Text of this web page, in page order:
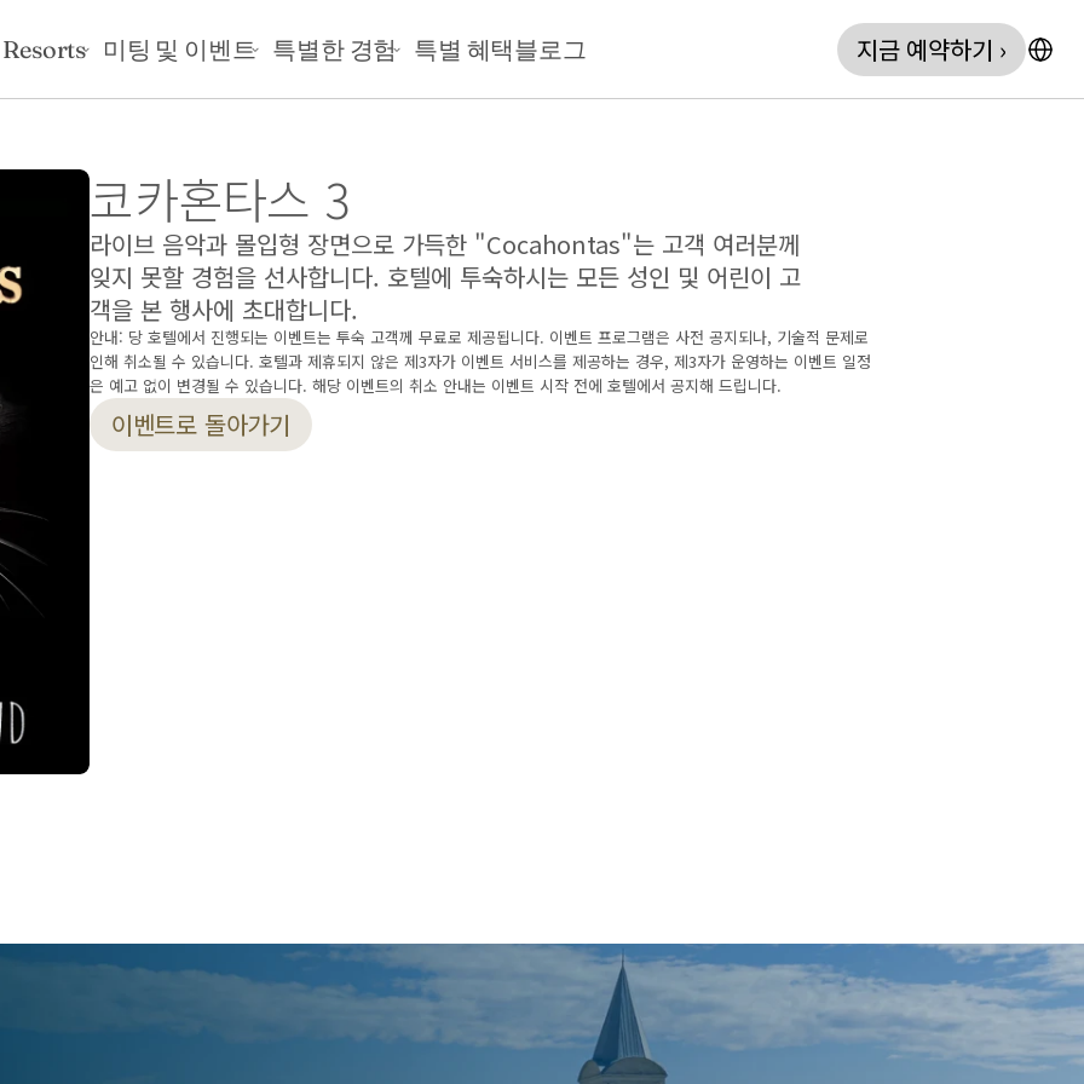
코카혼타스 3
라이브 음악과 몰입형 장면으로 가득한 "Cocahontas"는 고객 여러분께
잊지 못할 경험을 선사합니다. 호텔에 투숙하시는 모든 성인 및 어린이 고
객을 본 행사에 초대합니다.
안내: 당 호텔에서 진행되는 이벤트는 투숙 고객께 무료로 제공됩니다. 이벤트 프로그램은 사전 공지되나, 기술적 문제로
인해 취소될 수 있습니다. 호텔과 제휴되지 않은 제3자가 이벤트 서비스를 제공하는 경우, 제3자가 운영하는 이벤트 일정
은 예고 없이 변경될 수 있습니다. 해당 이벤트의 취소 안내는 이벤트 시작 전에 호텔에서 공지해 드립니다.
이벤트로 돌아가기
미팅 및 이벤트 특별한 경험 특별 혜택블로그 지금 예약하기 ›